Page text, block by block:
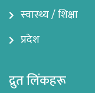
स्वास्थ्य / शिक्षा
प्रदेश
द्रुत लिंकहरू